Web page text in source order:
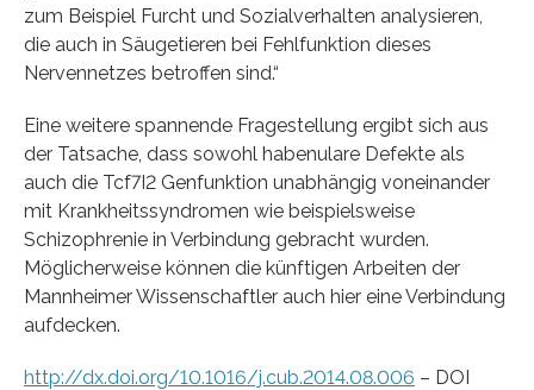
zum Beispiel Furcht und Sozialverhalten analysieren,
die auch in Säugetieren bei Fehlfunktion dieses
Nervennetzes betroffen sind.“
Eine weitere spannende Fragestellung ergibt sich aus
der Tatsache, dass sowohl habenulare Defekte als
auch die Tcf7I2 Genfunktion unabhängig voneinander
mit Krankheitssyndromen wie beispielsweise
Schizophrenie in Verbindung gebracht wurden.
Möglicherweise können die künftigen Arbeiten der
Mannheimer Wissenschaftler auch hier eine Verbindung
aufdecken.
http://dx.doi.org/10.1016/j.cub.2014.08.006 – DOI